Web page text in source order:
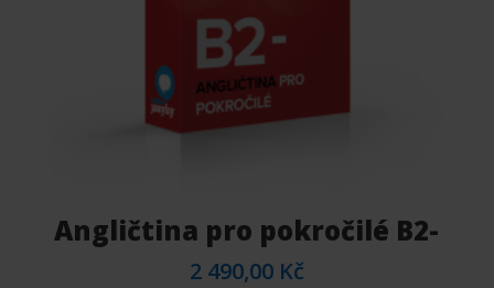
Angličtina pro pokročilé B2-
2 490,00 Kč